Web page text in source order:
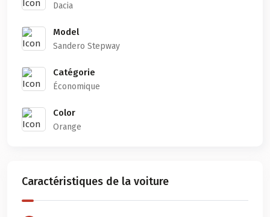
Dacia
Model
Sandero Stepway
Catégorie
Économique
Color
Orange
Caractéristiques de la voiture